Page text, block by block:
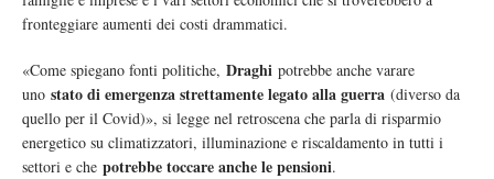
fronteggiare aumenti dei costi drammatici.
«Come spiegano fonti politiche, Draghi potrebbe anche varare
uno stato di emergenza strettamente legato alla guerra (diverso da
quello per il Covid)», si legge nel retroscena che parla di risparmio
energetico su climatizzatori, illuminazione e riscaldamento in tutti i
settori e che potrebbe toccare anche le pensioni.